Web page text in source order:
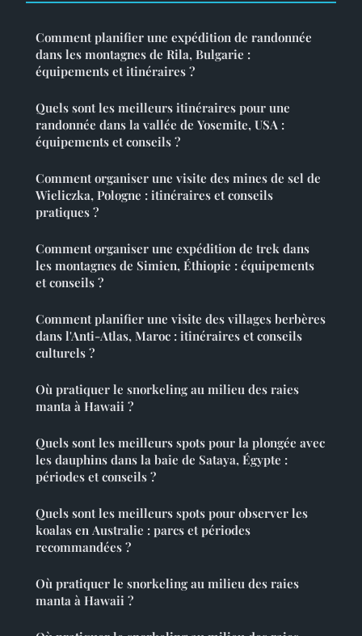
Comment planifier une expédition de randonnée
dans les montagnes de Rila, Bulgarie :
équipements et itinéraires ?
Quels sont les meilleurs itinéraires pour une
randonnée dans la vallée de Yosemite, USA :
équipements et conseils ?
Comment organiser une visite des mines de sel de
Wieliczka, Pologne : itinéraires et conseils
pratiques ?
Comment organiser une expédition de trek dans
les montagnes de Simien, Éthiopie : équipements
et conseils ?
Comment planifier une visite des villages berbères
dans l'Anti-Atlas, Maroc : itinéraires et conseils
culturels ?
Où pratiquer le snorkeling au milieu des raies
manta à Hawaii ?
Quels sont les meilleurs spots pour la plongée avec
les dauphins dans la baie de Sataya, Égypte :
périodes et conseils ?
Quels sont les meilleurs spots pour observer les
koalas en Australie : parcs et périodes
recommandées ?
Où pratiquer le snorkeling au milieu des raies
manta à Hawaii ?